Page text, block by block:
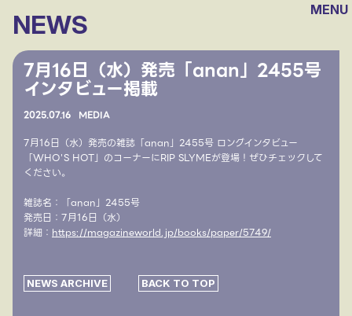
MENU
NEWS
7月16日（水）発売「anan」2455号
インタビュー掲載
2025.07.16 MEDIA
7月16日（水）発売の雑誌「anan」2455号 ロングインタビュー
「WHO'S HOT」のコーナーにRIP SLYMEが登場！ぜひチェックして
ください。
雑誌名：「anan」2455号
発売日：7月16日（水）
詳細： https://magazineworld.jp/books/paper/5749/
NEWS ARCHIVE BACK TO TOP